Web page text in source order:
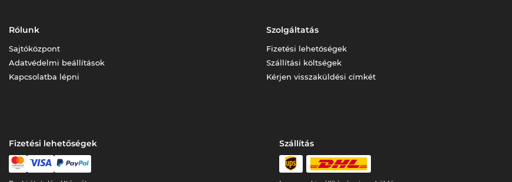
Rólunk
Sajtóközpont
Adatvédelmi beállítások
Kapcsolatba lépni
Szolgáltatás
Fizetési lehetőségek
Szállítási költségek
Kérjen visszaküldési címkét
Fizetési lehetőségek Szállítás